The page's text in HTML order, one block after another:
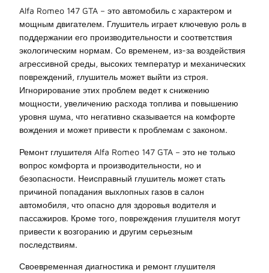
Alfa Romeo 147 GTA – это автомобиль с характером и
мощным двигателем. Глушитель играет ключевую роль в
поддержании его производительности и соответствия
экологическим нормам. Со временем, из-за воздействия
агрессивной среды, высоких температур и механических
повреждений, глушитель может выйти из строя.
Игнорирование этих проблем ведет к снижению
мощности, увеличению расхода топлива и повышению
уровня шума, что негативно сказывается на комфорте
вождения и может привести к проблемам с законом.
Ремонт глушителя Alfa Romeo 147 GTA – это не только
вопрос комфорта и производительности, но и
безопасности. Неисправный глушитель может стать
причиной попадания выхлопных газов в салон
автомобиля, что опасно для здоровья водителя и
пассажиров. Кроме того, повреждения глушителя могут
привести к возгоранию и другим серьезным
последствиям.
Своевременная диагностика и ремонт глушителя